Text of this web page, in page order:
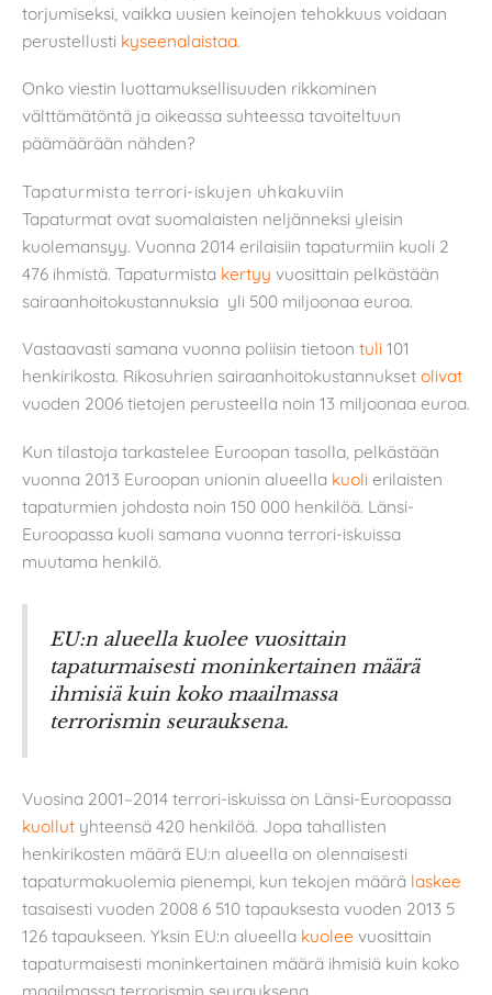
torjumiseksi, vaikka uusien keinojen tehokkuus voidaan
perustellusti kyseenalaistaa.
Onko viestin luottamuksellisuuden rikkominen
välttämätöntä ja oikeassa suhteessa tavoiteltuun
päämäärään nähden?
Tapaturmista terrori-iskujen uhkakuviin
Tapaturmat ovat suomalaisten neljänneksi yleisin
kuolemansyy. Vuonna 2014 erilaisiin tapaturmiin kuoli 2
476 ihmistä. Tapaturmista kertyy vuosittain pelkästään
sairaanhoitokustannuksia yli 500 miljoonaa euroa.
Vastaavasti samana vuonna poliisin tietoon tuli 101
henkirikosta. Rikosuhrien sairaanhoitokustannukset olivat
vuoden 2006 tietojen perusteella noin 13 miljoonaa euroa.
Kun tilastoja tarkastelee Euroopan tasolla, pelkästään
vuonna 2013 Euroopan unionin alueella kuoli erilaisten
tapaturmien johdosta noin 150 000 henkilöä. Länsi-
Euroopassa kuoli samana vuonna terrori-iskuissa
muutama henkilö.
EU:n alueella kuolee vuosittain
tapaturmaisesti moninkertainen määrä
ihmisiä kuin koko maailmassa
terrorismin seurauksena.
Vuosina 2001–2014 terrori-iskuissa on Länsi-Euroopassa
kuollut yhteensä 420 henkilöä. Jopa tahallisten
henkirikosten määrä EU:n alueella on olennaisesti
tapaturmakuolemia pienempi, kun tekojen määrä laskee
tasaisesti vuoden 2008 6 510 tapauksesta vuoden 2013 5
126 tapaukseen. Yksin EU:n alueella kuolee vuosittain
tapaturmaisesti moninkertainen määrä ihmisiä kuin koko